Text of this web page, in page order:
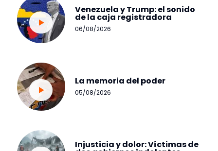
Venezuela y Trump: el sonido
de la caja registradora
06/08/2026
La memoria del poder
05/08/2026
Injusticia y dolor: Víctimas de